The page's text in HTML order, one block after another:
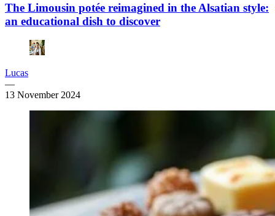
The Limousin potée reimagined in the Alsatian style:
an educational dish to discover
Lucas
—
13 November 2024